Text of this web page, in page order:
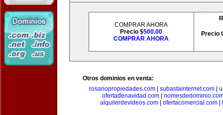
COMPRAR AHORA
Precio $500.00
COMPRAR AHORA
Precio
Otros dominios en venta:
rosariopropiedades.com| subastainternet.com|
ofertadenavidad.com|
alquilerdevideos.com
ofertacomercial.com